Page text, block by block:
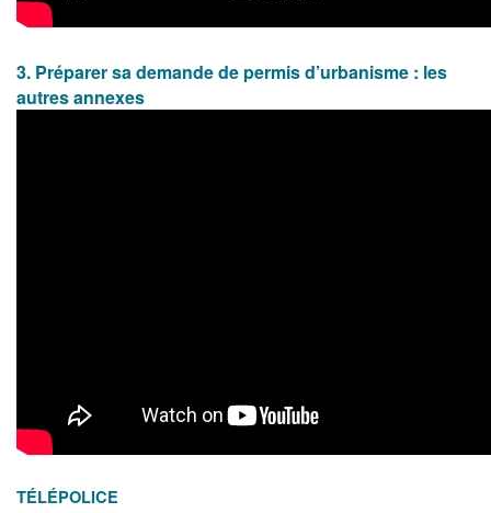
3. Préparer sa demande de permis d’urbanisme : les
autres annexes
TÉLÉPOLICE